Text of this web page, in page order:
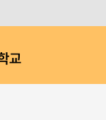
교